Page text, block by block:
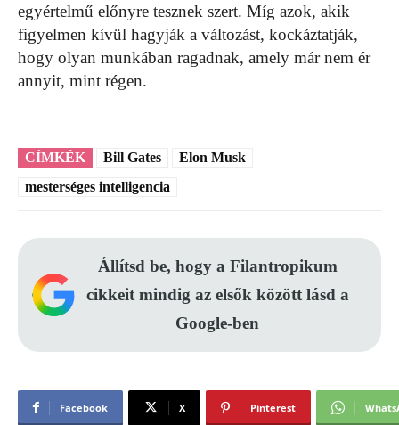
egyértelmű előnyre tesznek szert. Míg azok, akik
figyelmen kívül hagyják a változást, kockáztatják,
hogy olyan munkában ragadnak, amely már nem ér
annyit, mint régen.
CÍMKÉK Bill Gates
Elon Musk
mesterséges intelligencia
Állítsd be, hogy a Filantropikum
cikkeit mindig az elsők között lásd a
Google-ben
Facebook X Pinterest